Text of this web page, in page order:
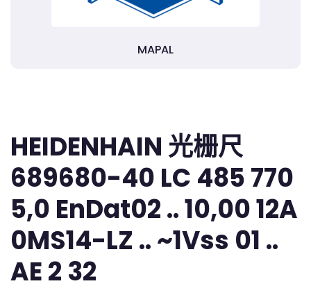
MAPAL
HEIDENHAIN 光栅尺
689680-40 LC 485 770
5,0 EnDat02 .. 10,00 12A
0MS14-LZ .. ~1Vss 01 ..
AE 2 32